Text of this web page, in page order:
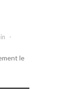
-
le